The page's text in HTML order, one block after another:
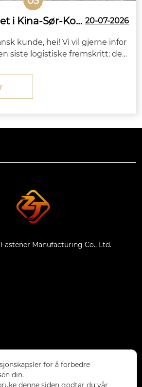
i Kina-Sør-Kor
fullt forbered
til oversjøis
20-07-2026
kunde, hei! Vi vil gjerne infor
siste logistiske fremskritt: de
skiver) bestilt av ditt firma h
intakt til Tianjin Port, C...
Manufacturing Co., Ltd.
for å forbedre
din.
denne siden godtar du vår